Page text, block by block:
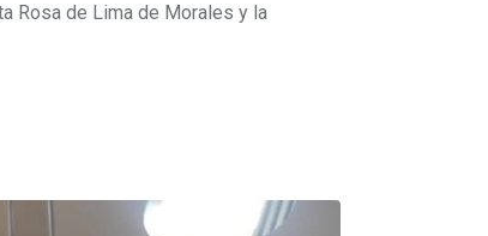
Rosa de Lima de Morales y la